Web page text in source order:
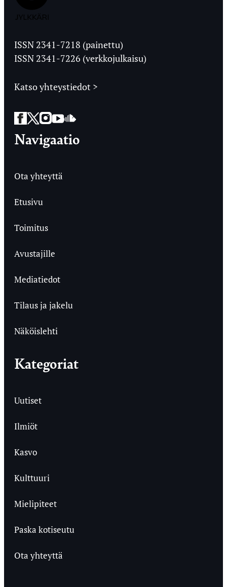
Ylioppilaslehti
ISSN 2341-7218 (painettu)
ISSN 2341-7226 (verkkojulkaisu)
Katso yhteystiedot >
Facebook
Twitter
Instagram
YouTube
SoundCloud
Navigaatio
Ota yhteyttä
Etusivu
Toimitus
Avustajille
Mediatiedot
Tilaus ja jakelu
Näköislehti
Kategoriat
Uutiset
Ilmiöt
Kasvo
Kulttuuri
Mielipiteet
Paska kotiseutu
Ota yhteyttä